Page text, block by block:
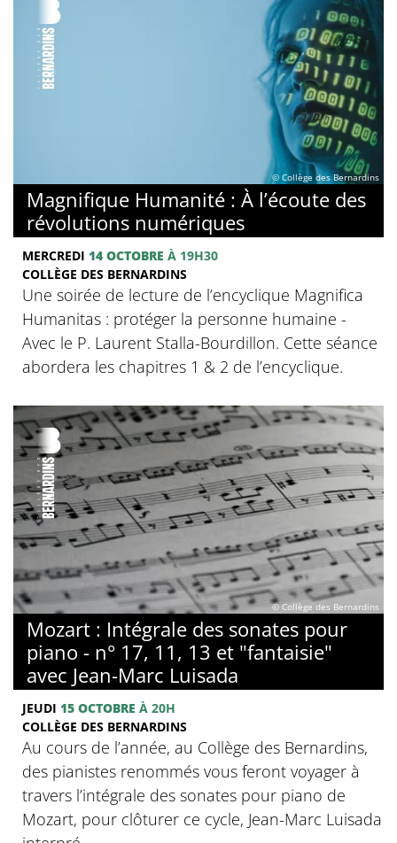
© Collège des Bernardins
Magnifique Humanité : À l’écoute des
révolutions numériques
MERCREDI 14 OCTOBRE À 19H30
COLLÈGE DES BERNARDINS
Une soirée de lecture de l’encyclique Magnifica
Humanitas : protéger la personne humaine -
Avec le P. Laurent Stalla-Bourdillon. Cette séance
abordera les chapitres 1 & 2 de l’encyclique.
© Collège des Bernardins
Mozart : Intégrale des sonates pour
piano - n° 17, 11, 13 et "fantaisie"
avec Jean-Marc Luisada
JEUDI 15 OCTOBRE À 20H
COLLÈGE DES BERNARDINS
Au cours de l’année, au Collège des Bernardins,
des pianistes renommés vous feront voyager à
travers l’intégrale des sonates pour piano de
Mozart, pour clôturer ce cycle, Jean-Marc Luisada